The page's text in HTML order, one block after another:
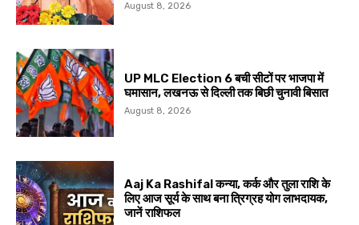
August 8, 2026
UP MLC Election 6 बची सीटों पर भाजपा में
घमासान, लखनऊ से दिल्ली तक बिछी चुनावी बिसात
August 8, 2026
Aaj Ka Rashifal कन्या, कर्क और तुला राशि के
लिए आज सूर्य के साथ बना त्रिग्रह योग लाभदायक,
जानें राशिफल